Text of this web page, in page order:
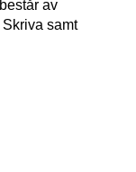
av
samt